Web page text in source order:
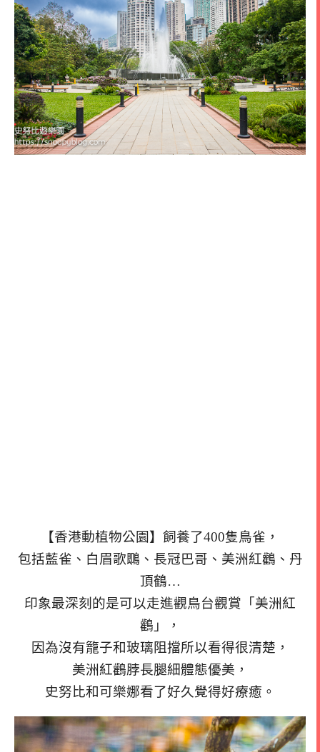
【香港動植物公園】飼養了400隻鳥雀，
包括藍雀、白眉歌䳭、長冠巴哥、美洲紅鸛、丹
頂鶴…
印象最深刻的是可以走進觀鳥台觀賞「美洲紅
鸛」，
因為沒有籠子和玻璃阻擋所以看得很清楚，
美洲紅鸛脖長腿細體態優美，
史努比和可樂娜看了好久覺得好療癒。